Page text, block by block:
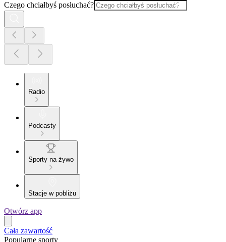
Czego chciałbyś posłuchać?
Radio
Podcasty
Sporty na żywo
Stacje w pobliżu
Otwórz app
Cała zawartość
Popularne sporty